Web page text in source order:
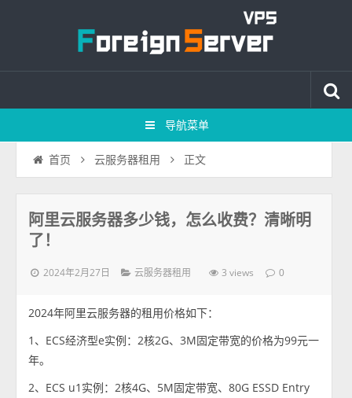
导航菜单
首页 云服务器租用 正文
阿里云服务器多少钱，怎么收费？清晰明
了！
2024年2月27日 云服务器租用 3 views 0
2024年阿里云服务器的租用价格如下：
1、ECS经济型e实例：2核2G、3M固定带宽的价格为99元一
年。
2、ECS u1实例：2核4G、5M固定带宽、80G ESSD Entry